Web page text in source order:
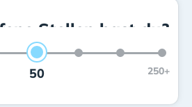
Stellen hast du?
50 250+